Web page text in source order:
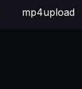
mp4upload